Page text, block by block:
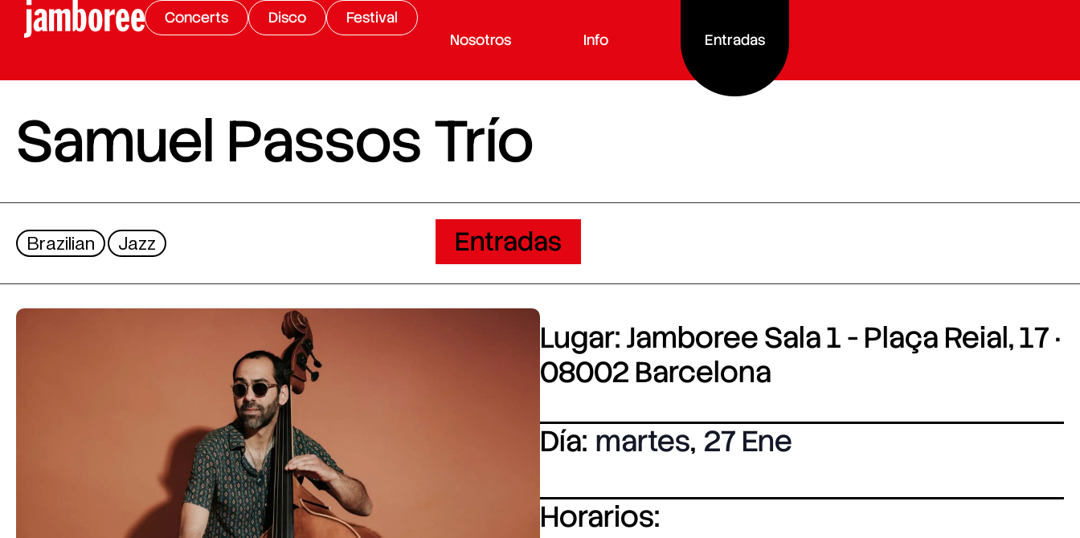
Concerts Disco
Festival
Nosotros
Info Entradas
Samuel Passos Trío
Brazilian Jazz Entradas
Lugar: Jamboree Sala 1 - Plaça Reial, 17 ·
08002 Barcelona
Día: martes, 27 Ene
Horarios: